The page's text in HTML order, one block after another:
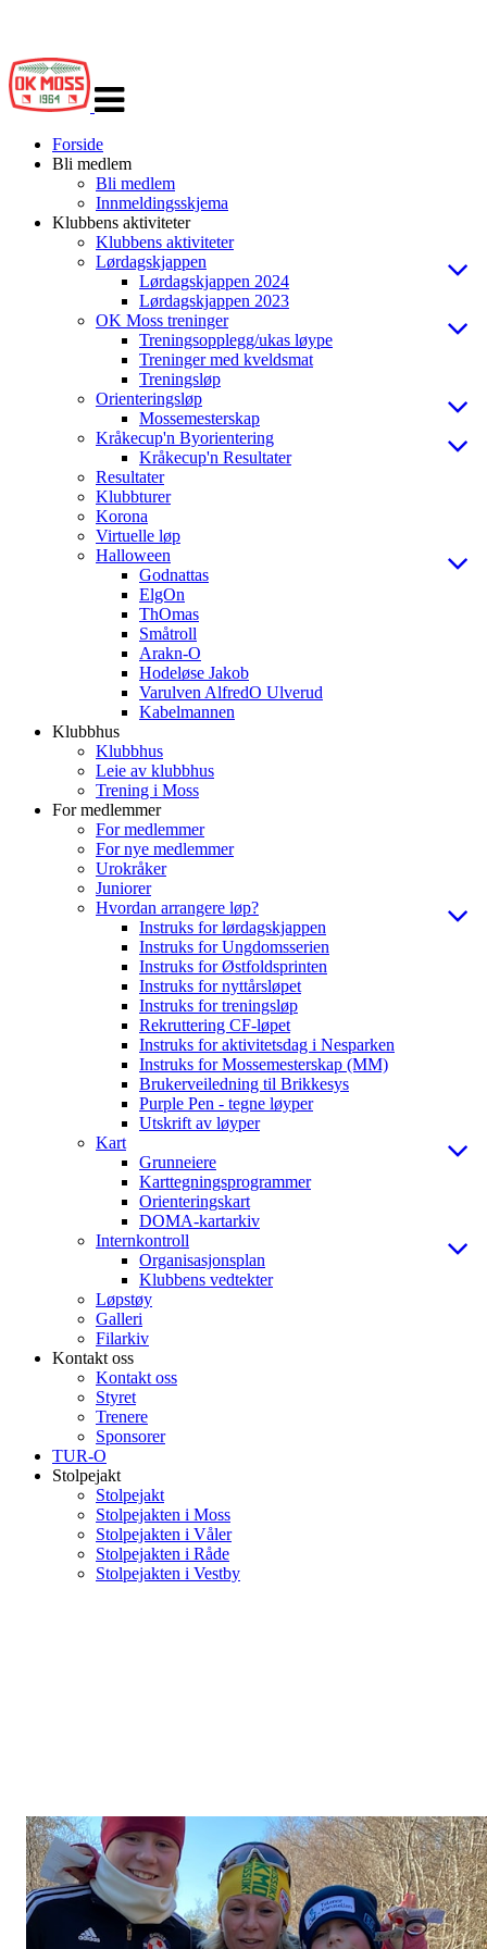
navigasjon
Forside
Bli medlem
Bli medlem
Innmeldingsskjema
Klubbens aktiviteter
Klubbens aktiviteter
Lørdagskjappen
Lørdagskjappen 2024
Lørdagskjappen 2023
OK Moss treninger
Treningsopplegg/ukas løype
Treninger med kveldsmat
Treningsløp
Orienteringsløp
Mossemesterskap
Kråkecup'n Byorientering
Kråkecup'n Resultater
Resultater
Klubbturer
Korona
Virtuelle løp
Halloween
Godnattas
ElgOn
ThOmas
Småtroll
Arakn-O
Hodeløse Jakob
Varulven AlfredO Ulverud
Kabelmannen
Klubbhus
Klubbhus
Leie av klubbhus
Trening i Moss
For medlemmer
For medlemmer
For nye medlemmer
Urokråker
Juniorer
Hvordan arrangere løp?
Instruks for lørdagskjappen
Instruks for Ungdomsserien
Instruks for Østfoldsprinten
Instruks for nyttårsløpet
Instruks for treningsløp
Rekruttering CF-løpet
Instruks for aktivitetsdag i Nesparken
Instruks for Mossemesterskap (MM)
Brukerveiledning til Brikkesys
Purple Pen - tegne løyper
Utskrift av løyper
Kart
Grunneiere
Karttegningsprogrammer
Orienteringskart
DOMA-kartarkiv
Internkontroll
Organisasjonsplan
Klubbens vedtekter
Løpstøy
Galleri
Filarkiv
Kontakt oss
Kontakt oss
Styret
Trenere
Sponsorer
TUR-O
Stolpejakt
Stolpejakt
Stolpejakten i Moss
Stolpejakten i Våler
Stolpejakten i Råde
Stolpejakten i Vestby